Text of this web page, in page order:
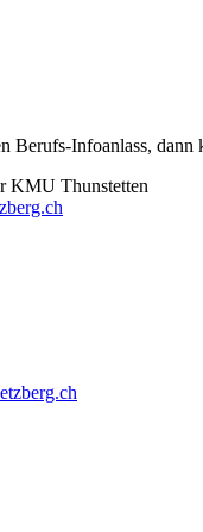
Berufs-Infoanlass,
KMU Thunstetten